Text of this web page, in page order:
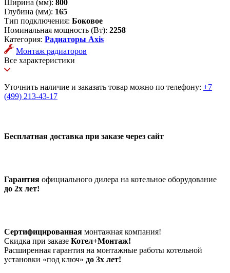
Ширина (мм): 800
Глубина (мм): 165
Тип подключения: Боковое
Номинальная мощность (Вт): 2258
Категория: Радиаторы Axis
Монтаж радиаторов
Все характеристики
Уточнить наличие и заказать товар можно по телефону: +7
(499) 213-43-17
Бесплатная доставка при заказе через сайт
Гарантия официального дилера на котельное оборудование
до 2х лет!
Сертифицированная монтажная компания!
Скидка при заказе Котел+Монтаж!
Расширенная гарантия на монтажные работы котельной
установки «под ключ» до 3х лет!